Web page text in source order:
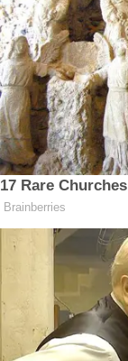
Termos de
Esse site
experiência
entendemos
de Uso e